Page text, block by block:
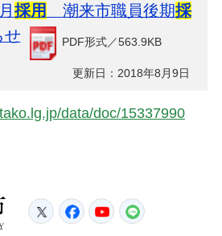
採用 潮来市職員後期採
せ PDF形式／563.9KB
更新日：2018年8月9日
data/doc/15337990
潮来市
TwitterFacebook
YouTube